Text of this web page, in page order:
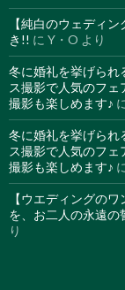
【純白のウェディ
き!! に Y・O より
冬に婚礼を挙げられ
ス撮影で人気のフェ
撮影も楽しめます♪
冬に婚礼を挙げられ
ス撮影で人気のフェ
撮影も楽しめます♪
【ウエディングの
を、お二人の永遠の
り